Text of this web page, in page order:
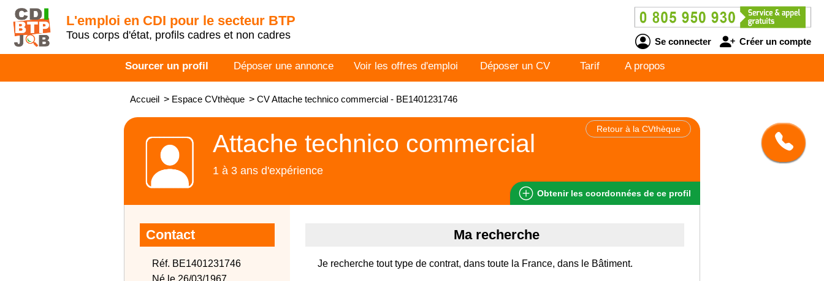
L'emploi en CDI pour le secteur BTP
Tous corps d'état, profils cadres et non cadres
Se connecter Créer un compte
Sourcer un profil Déposer une annonce Voir les offres d'emploi Déposer un CV Tarif A propos
Accueil > Espace CVthèque > CV Attache technico commercial - BE1401231746
Retour à la CVthèque
Attache technico commercial
1 à 3 ans d'expérience
Obtenir les coordonnées de ce profil
Contact
Réf. BE1401231746
Né le 26/03/1967
Ma recherche
Je recherche tout type de contrat, dans toute la France, dans le Bâtiment.